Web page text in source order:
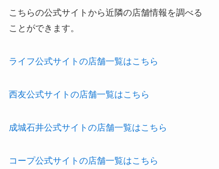
こちらの公式サイトから近隣の店舗情報を調べる
ことができます。
ライフ公式サイトの店舗一覧はこちら
西友公式サイトの店舗一覧はこちら
成城石井公式サイトの店舗一覧はこちら
コープ公式サイトの店舗一覧はこちら